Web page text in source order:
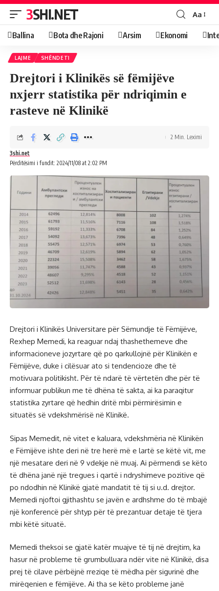
3SHI.NET Aa
Ballina Bota dhe Rajoni Arsim Ekonomi
LAJME SHËNDETI
Drejtori i Klinikës së fëmijëve
nxjerr statistika për ndriqimin e
rasteve në Klinikë
Përditësimi i fundit: 2024/11/08 at 2:02 PM
3shi.net
2 Min. Leximi
Drejtori i Klinikës Universitare për Sëmundje të Fëmijëve,
Rexhep Memedi, ka reaguar ndaj thashethemeve dhe
informacioneve jozyrtare që po qarkullojnë për Klinikën e
Fëmijëve, duke i cilësuar ato si tendencioze dhe të
motivuara politikisht. Për të ndarë të vërtetën dhe për të
informuar publikun me të dhëna të sakta, ai ka paraqitur
statistika zyrtare që hedhin dritë mbi përmirësimin e
situatës së vdekshmërisë në Klinikë.
Sipas Memedit, në vitet e kaluara, vdekshmëria në Klinikën
e Fëmijëve ishte deri në tre herë më e lartë se këtë vit, me
një mesatare deri në 9 vdekje në muaj. Ai përmendi se këto
të dhëna janë një tregues i qartë i ndryshimeve pozitive që
po ndodhin në Klinikë gjatë mandatit të tij si u.d. drejtor.
Memedi njoftoi gjithashtu se javën e ardhshme do të mbajë
një konferencë për shtyp për të prezantuar detaje të tjera
mbi këtë situatë.
Memedi theksoi se gjatë katër muajve të tij në drejtim, ka
hasur në probleme të grumbulluara ndër vite në Klinikë, disa
prej të cilave përbëjnë rreziqe të mëdha për sigurinë dhe
mirëqenien e fëmijëve. Ai tha se këto probleme janë